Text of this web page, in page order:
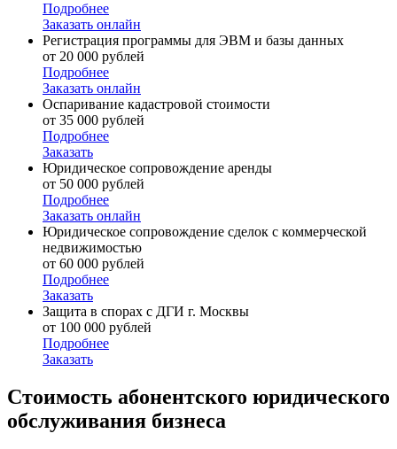
Подробнее
Заказать онлайн
Регистрация программы для ЭВМ и базы данных
от 20 000 рублей
Подробнее
Заказать онлайн
Оспаривание кадастровой стоимости
от 35 000 рублей
Подробнее
Заказать
Юридическое сопровождение аренды
от 50 000 рублей
Подробнее
Заказать онлайн
Юридическое сопровождение сделок с коммерческой
недвижимостью
от 60 000 рублей
Подробнее
Заказать
Защита в спорах с ДГИ г. Москвы
от 100 000 рублей
Подробнее
Заказать
Стоимость абонентского юридического
обслуживания бизнеса